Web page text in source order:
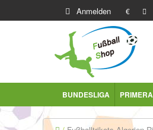
Anmelden €
BUNDESLIGA